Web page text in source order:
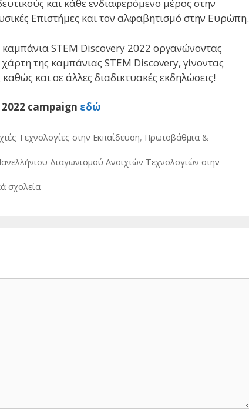
και κάθε ενδιαφερόμενο μέρος στην
Επιστήμες και τον αλφαβητισμό στην Ευρώπη.
STEM Discovery 2022 οργανώνοντας
της καμπάνιας STEM Discovery, γίνοντας
και σε άλλες διαδικτυακές εκδηλώσεις!
campaign εδώ
Τεχνολογίες στην Εκπαίδευση, Πρωτοβάθμια &
Διαγωνισμού Ανοιχτών Τεχνολογιών στην
σχολεία